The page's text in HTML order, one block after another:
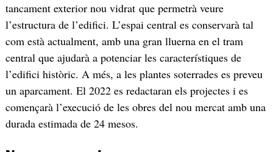
tancament exterior nou vidrat que permetrà veure
l’estructura de l’edifici. L’espai central es conservarà tal
com està actualment, amb una gran lluerna en el tram
central que ajudarà a potenciar les característiques de
l’edifici històric. A més, a les plantes soterrades es preveu
un aparcament. El 2022 es redactaran els projectes i es
començarà l’execució de les obres del nou mercat amb una
durada estimada de 24 mesos.